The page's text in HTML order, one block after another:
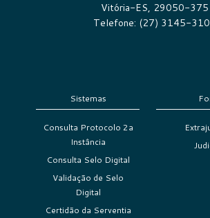
Vitória-ES, 29050-375
Telefone: (27) 3145-
Sistemas
Consulta Protocolo 2a
Instância
Consulta Selo Digital
Validação de Selo
Digital
Certidão da Serventia